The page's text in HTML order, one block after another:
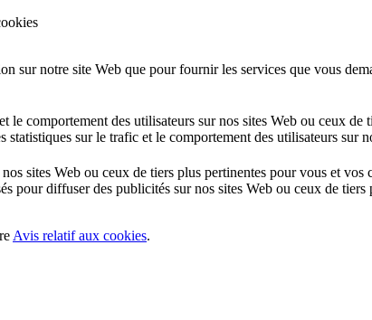
sur notre site Web que pour fournir les services que vous
le comportement des utilisateurs sur nos sites Web ou ceux de
statistiques sur le trafic et le comportement des utilisateurs sur
sites Web ou ceux de tiers plus pertinentes pour vous et
pour diffuser des publicités sur nos sites Web ou ceux de
Avis relatif aux cookies.